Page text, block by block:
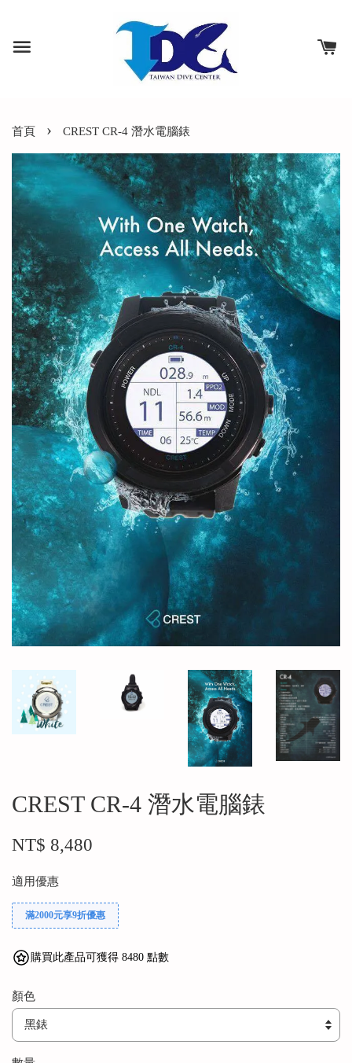
首頁 › CREST CR-4 潛水電腦錶
CREST CR-4 潛水電腦錶
NT$ 8,480
適用優惠
滿2000元享9折優惠
購買此產品可獲得 8480 點數
顏色